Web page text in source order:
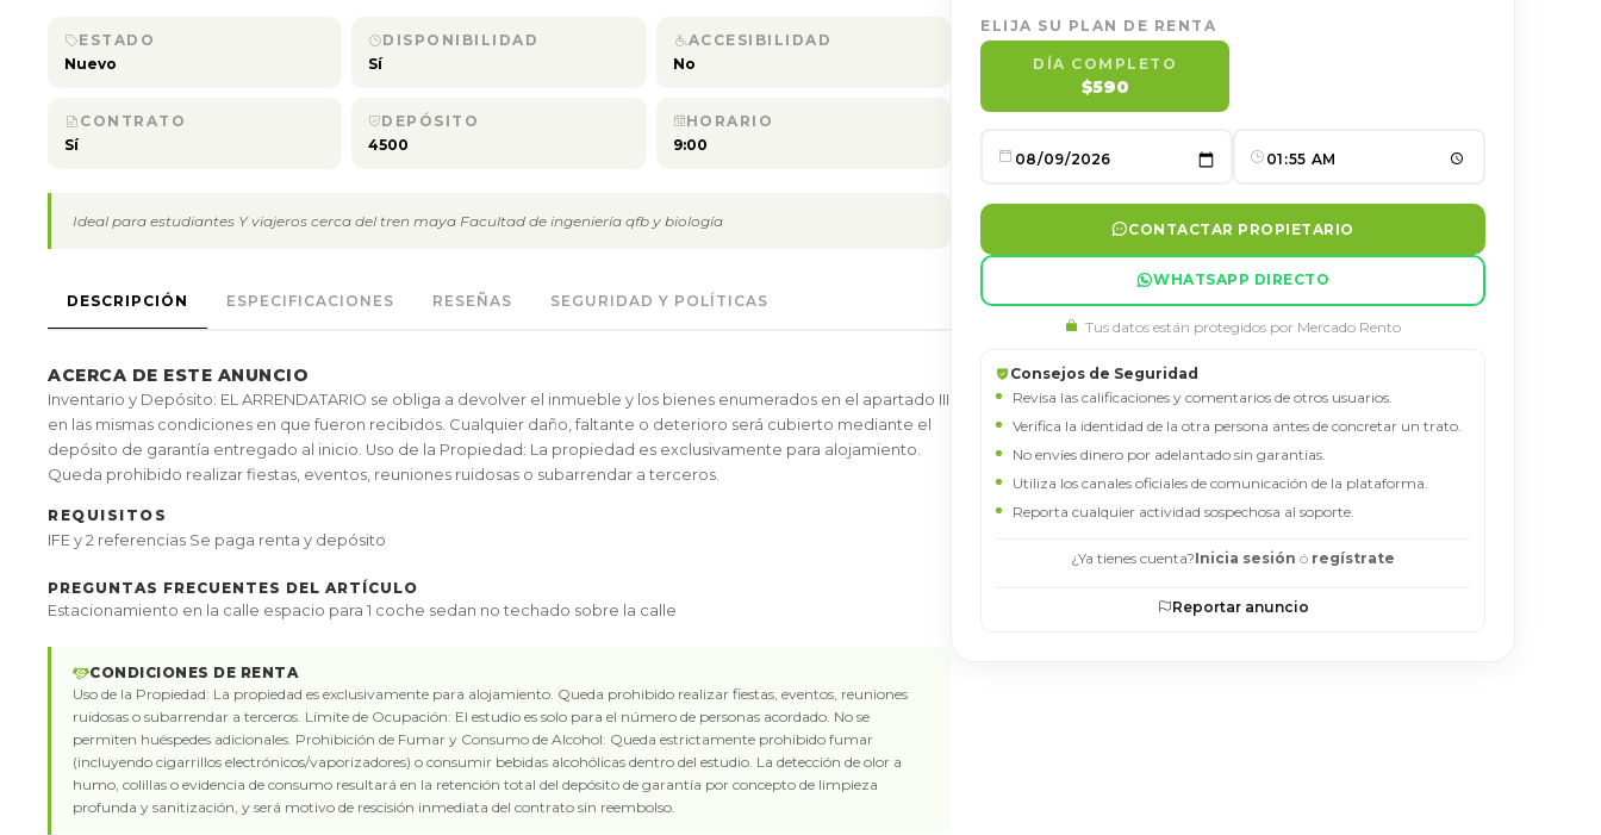
NOMBRE
AceptoTérminosy Aviso de Privacidad
ESTADO
Nuevo
DISPONIBILIDAD
Sí
ACCESIBILIDAD
No
CONTRATO
Sí
DEPÓSITO
4500
HORARIO
9:00
Ideal para estudiantes Y viajeros cerca del tren maya Facultad de ingeniería qfb y biología
DESCRIPCIÓN ESPECIFICACIONES RESEÑAS SEGURIDAD Y POLÍTICAS
ACERCA DE ESTE ANUNCIO
Inventario y Depósito: EL ARRENDATARIO se obliga a devolver el inmueble y los bienes enumerados en el apartado III
en las mismas condiciones en que fueron recibidos. Cualquier daño, faltante o deterioro será cubierto mediante el
depósito de garantía entregado al inicio. Uso de la Propiedad: La propiedad es exclusivamente para alojamiento.
Queda prohibido realizar fiestas, eventos, reuniones ruidosas o subarrendar a terceros.
REQUISITOS
IFE y 2 referencias Se paga renta y depósito
PREGUNTAS FRECUENTES DEL ARTÍCULO
Estacionamiento en la calle espacio para 1 coche sedan no techado sobre la calle
CONDICIONES DE RENTA
Uso de la Propiedad: La propiedad es exclusivamente para alojamiento. Queda prohibido realizar fiestas, eventos, reuniones
ruidosas o subarrendar a terceros. Límite de Ocupación: El estudio es solo para el número de personas acordado. No se
permiten huéspedes adicionales. Prohibición de Fumar y Consumo de Alcohol: Queda estrictamente prohibido fumar
(incluyendo cigarrillos electrónicos/vaporizadores) o consumir bebidas alcohólicas dentro del estudio. La detección de olor a
humo, colillas o evidencia de consumo resultará en la retención total del depósito de garantía por concepto de limpieza
profunda y sanitización, y será motivo de rescisión inmediata del contrato sin reembolso.
ELIJA SU PLAN DE RENTA
DÍA COMPLETO
$590
CONTACTAR PROPIETARIO
WHATSAPP DIRECTO
Tus datos están protegidos por Mercado Rento
Consejos de Seguridad
Revisa las calificaciones y comentarios de otros usuarios.
Verifica la identidad de la otra persona antes de concretar un trato.
No envíes dinero por adelantado sin garantías.
Utiliza los canales oficiales de comunicación de la plataforma.
Reporta cualquier actividad sospechosa al soporte.
¿Ya tienes cuenta?Inicia sesión ó regístrate
Reportar anuncio